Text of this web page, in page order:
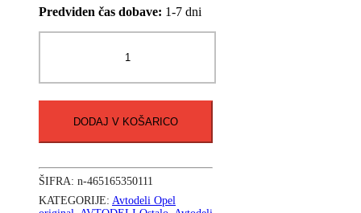
Predviden čas dobave: 1-7 dni
SVEČKA
95528733
DODAJ V KOŠARICO
ŠIFRA: n-465165350111
KATEGORIJE: Avtodeli Opel